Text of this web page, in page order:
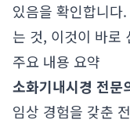
있음을 확인합니다
는 것, 이것이 바로
주요 내용 요약
소화기내시경 전문
임상 경험을 갖춘